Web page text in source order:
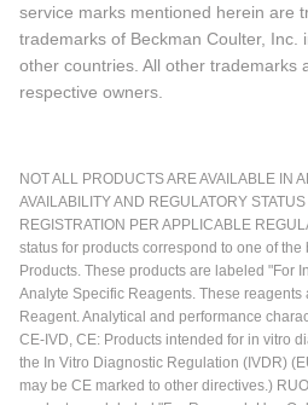
service marks mentioned herein are
trademarks of Beckman Coulter, Inc.
other countries. All other trademarks
respective owners.
NOT ALL PRODUCTS ARE AVAILABLE IN
AVAILABILITY AND REGULATORY
REGISTRATION PER APPLICABLE
status for products correspond to one of
Products. These products are labeled "For
Analyte Specific Reagents. These
Reagent. Analytical and performance
CE-IVD, CE: Products intended for in vitro
the In Vitro Diagnostic Regulation (IVDR)
may be CE marked to other directives.)